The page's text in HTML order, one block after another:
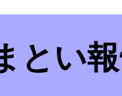
とい